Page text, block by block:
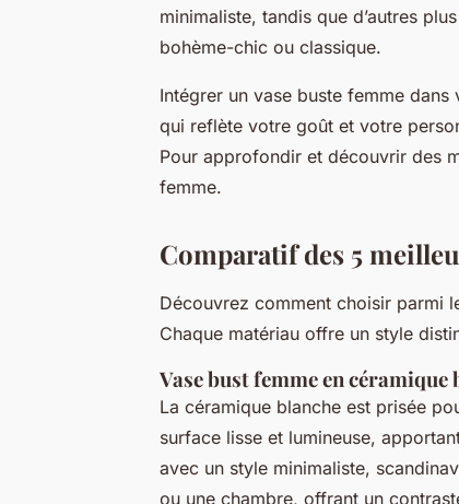
minimaliste, tandis que d’autres
bohème-chic ou classique.
Intégrer un vase buste femme
qui reflète votre goût et votre
Pour approfondir et découvrir des
femme.
Comparatif des 5
Découvrez comment choisir parmi
Chaque matériau offre un style
Vase bust femme en céramique
La céramique blanche est prisée
surface lisse et lumineuse,
avec un style minimaliste,
ou une chambre, offrant un